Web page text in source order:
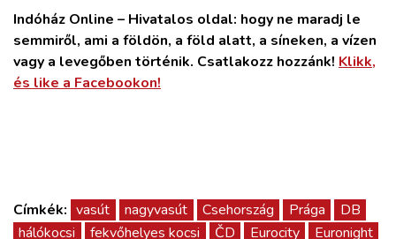
Indóház Online – Hivatalos oldal: hogy ne maradj le
semmiről, ami a földön, a föld alatt, a síneken, a vízen
vagy a levegőben történik. Csatlakozz hozzánk! Klikk,
és like a Facebookon!
Címkék: vasút nagyvasút Csehország Prága
DB
hálókocsi
fekvőhelyes kocsi ČD Eurocity
Euronight